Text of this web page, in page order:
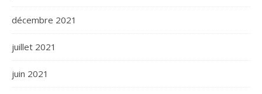
décembre 2021
juillet 2021
juin 2021